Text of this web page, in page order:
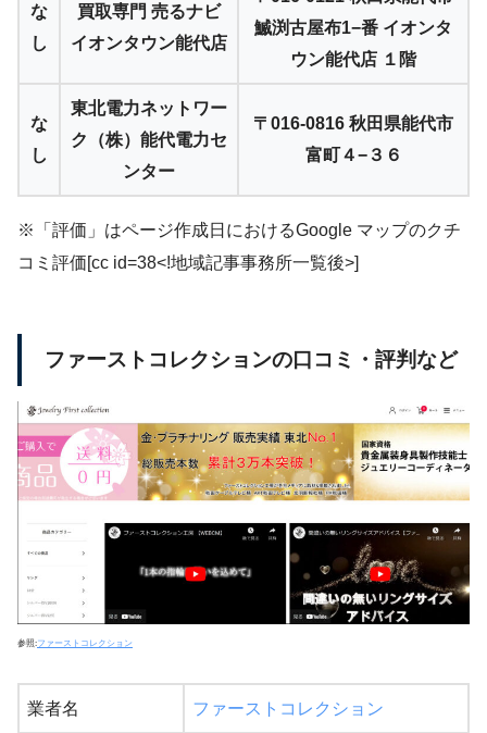
な
し
買取専門 売るナビ
イオンタウン能代店
鰄渕古屋布1−番 イオンタ
ウン能代店 １階
な
し
東北電力ネットワー
ク（株）能代電力セ
ンター
〒016-0816 秋田県能代市
富町４−３６
※「評価」はページ作成日におけるGoogle マップのクチ
コミ評価[cc id=38<!地域記事事務所一覧後>]
ファーストコレクションの口コミ・評判など
参照:ファーストコレクション
業者名 ファーストコレクション